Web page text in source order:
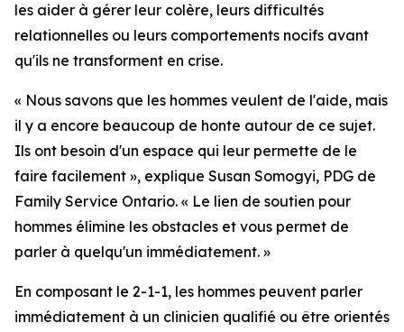
les aider à gérer leur colère, leurs difficultés
relationnelles ou leurs comportements nocifs avant
qu'ils ne transforment en crise.
« Nous savons que les hommes veulent de l'aide, mais
il y a encore beaucoup de honte autour de ce sujet.
Ils ont besoin d'un espace qui leur permette de le
faire facilement », explique Susan Somogyi, PDG de
Family Service Ontario. « Le lien de soutien pour
hommes élimine les obstacles et vous permet de
parler à quelqu'un immédiatement. »
En composant le 2-1-1, les hommes peuvent parler
immédiatement à un clinicien qualifié ou être orientés